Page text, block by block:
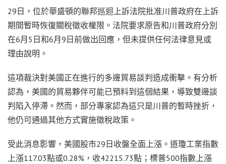
29日，位於華盛頓的聯邦巡迴上訴法院批准川普政府在上訴
期間暫時恢復關稅徵收權限。法院要求原告和川普政府分別
在6月5日和6月9日前做出回應，但未提供任何法律意見或
理由說明。
這項裁決對美國正在進行的多邊貿易談判造成衝擊。有分析
認為，美國的貿易夥伴可能已預料到這個結果，導致雙邊談
判陷入停滯。然而，部分專家認為這只是川普的暫時挫折，
他仍可通過其他方式實施徵稅政策。
受此消息影響，美國股市29日收盤全面上漲。道瓊工業指數
上漲117.03點或0.28%，收42215.73點；標普500指數上漲